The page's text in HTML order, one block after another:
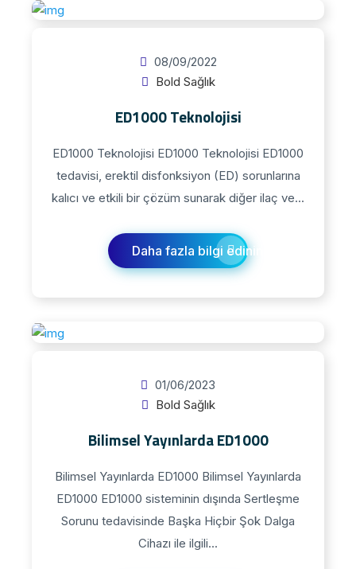
08/09/2022
Bold Sağlık
ED1000 Teknolojisi
ED1000 Teknolojisi ED1000 Teknolojisi​ ED1000
tedavisi, erektil disfonksiyon (ED) sorunlarına
kalıcı ve etkili bir çözüm sunarak diğer ilaç ve...
Daha fazla bilgi edinin
01/06/2023
Bold Sağlık
Bilimsel Yayınlarda ED1000
Bilimsel Yayınlarda ED1000​ Bilimsel Yayınlarda
ED1000 ED1000 sisteminin dışında Sertleşme
Sorunu tedavisinde Başka Hiçbir Şok Dalga
Cihazı ile ilgili...